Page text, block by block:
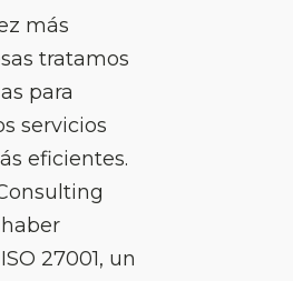
más
tratamos
para
servicios
eficientes.
27001, un